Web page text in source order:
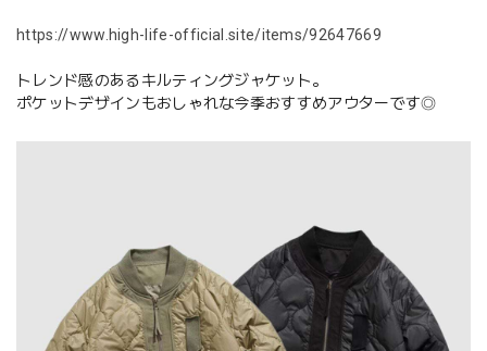
https://www.high-life-official.site/items/92647669
トレンド感のあるキルティングジャケット。
ポケットデザインもおしゃれな今季おすすめアウターです◎